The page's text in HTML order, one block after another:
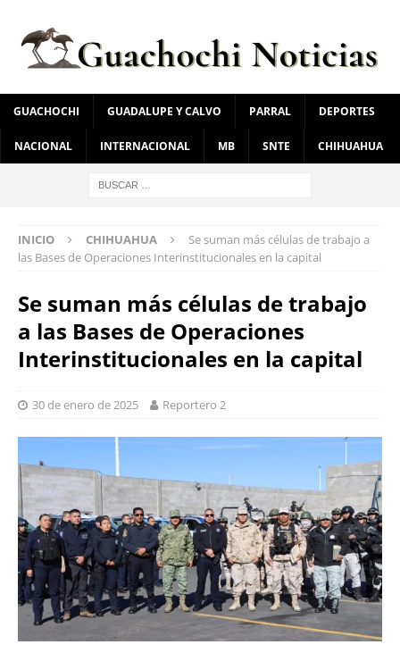
GUACHOCHI GUADALUPE Y CALVO PARRAL DEPORTES
NACIONAL INTERNACIONAL MB SNTE CHIHUAHUA
INICIO CHIHUAHUA
Se suman más células de trabajo a
las Bases de Operaciones Interinstitucionales en la capital
Se suman más células de trabajo
a las Bases de Operaciones
Interinstitucionales en la capital
30 de enero de 2025 Reportero 2